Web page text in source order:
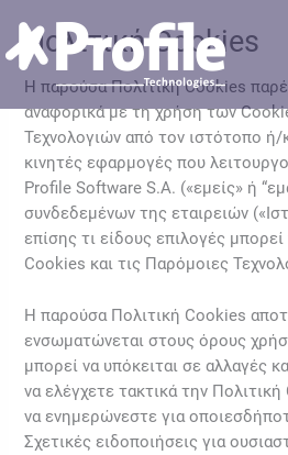
περιεχόμενο
Πολιτική Cookies
Η παρούσα Πολιτική Cookies
αναφορικά με τη χρήση των
Τεχνολογιών από τον ιστότοπο ή/
κινητές εφαρμογές που
Profile Software S.A. («εμείς» ή
συνδεδεμένων της εταιρειών
επίσης τι είδους επιλογές
Cookies και τις Παρόμοιες
Η παρούσα Πολιτική Cookies
ενσωματώνεται στους όρους
μπορεί να υπόκειται σε αλλαγές
να ελέγχετε τακτικά την
να ενημερώνεστε για
Σχετικές ειδοποιήσεις για